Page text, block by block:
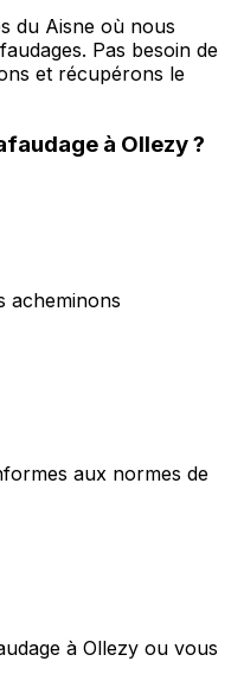
du Aisne où nous
Pas besoin de
et récupérons le
à Ollezy?
acheminons
aux normes de
à Ollezy ou vous